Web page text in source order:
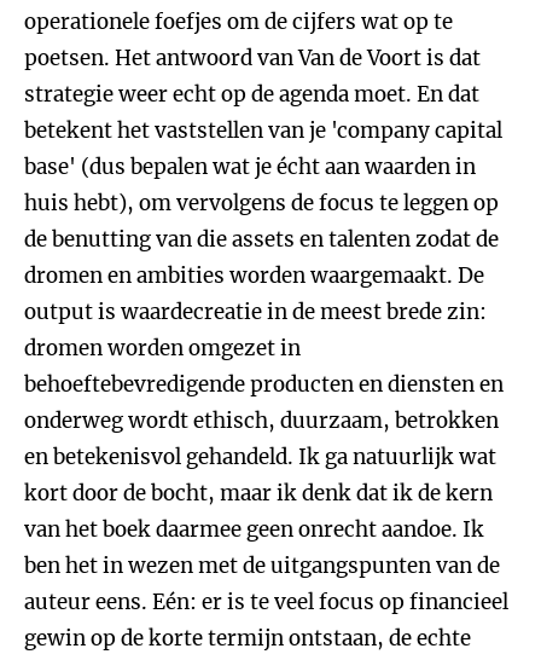
operationele foefjes om de cijfers wat op te
poetsen. Het antwoord van Van de Voort is dat
strategie weer echt op de agenda moet. En dat
betekent het vaststellen van je 'company capital
base' (dus bepalen wat je écht aan waarden in
huis hebt), om vervolgens de focus te leggen op
de benutting van die assets en talenten zodat de
dromen en ambities worden waargemaakt. De
output is waardecreatie in de meest brede zin:
dromen worden omgezet in
behoeftebevredigende producten en diensten en
onderweg wordt ethisch, duurzaam, betrokken
en betekenisvol gehandeld. Ik ga natuurlijk wat
kort door de bocht, maar ik denk dat ik de kern
van het boek daarmee geen onrecht aandoe. Ik
ben het in wezen met de uitgangspunten van de
auteur eens. Eén: er is te veel focus op financieel
gewin op de korte termijn ontstaan, de echte